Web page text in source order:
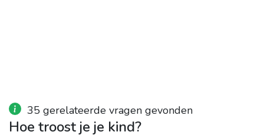
35 gerelateerde vragen gevonden
Hoe troost je je kind?